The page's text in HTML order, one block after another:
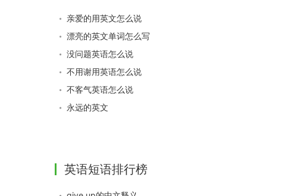
亲爱的用英文怎么说
漂亮的英文单词怎么写
没问题英语怎么说
不用谢用英语怎么说
不客气英语怎么说
永远的英文
英语短语排行榜